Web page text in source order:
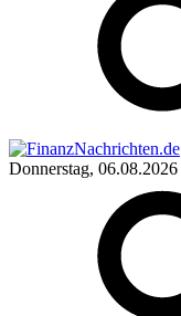
Donnerstag, 06.08.2026